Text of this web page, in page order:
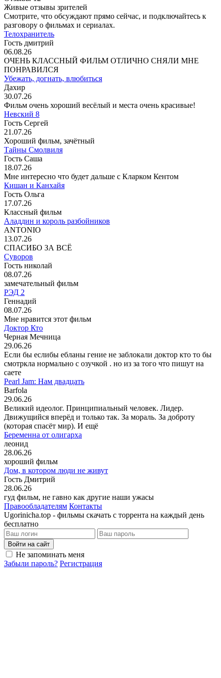
Живые отзывы зрителей
Смотрите, что обсуждают прямо сейчас, и подключайтесь к
разговору о фильмах и сериалах.
Телохранитель
Гость дмитрий
06.08.26
ОЧЕНЬ КЛАССНЫЙ ФИЛЬМ ОТЛИЧНО СНЯЛИ МНЕ
ПОНРАВИЛСЯ
Убежать, догнать, влюбиться
Дахир
30.07.26
Фильм очень хороший весёлый и места очень красивые!
Невский 8
Гость Сергей
21.07.26
Хороший фильм, зачётный
Тайны Смолвиля
Гость Саша
18.07.26
Мне интересно что будет дальше с Кларком Кентом
Кишан и Канхайя
Гость Ольга
17.07.26
Классный фильм
Аладдин и король разбойников
ANTONIO
13.07.26
СПАСИБО ЗА ВСЁ
Суворов
Гость николай
08.07.26
замечательный фильм
РЭД 2
Геннадий
08.07.26
Мне нравится этот фильм
Доктор Кто
Черная Мечница
29.06.26
Если бы еслибы ебланы гение не заблокали доктор кто то бы
смотркла нормально с озучкой . но из за того что пишут на
саете
Pearl Jam: Нам двадцать
Barfola
29.06.26
Великий идеолог. Принципиальный человек. Лидер.
Движущийся вперёд и только так. За мораль. За доброту
(которая спасёт мир). И ещё
Беременна от олигарха
леонид
28.06.26
хороший фильм
Дом, в котором люди не живут
Гость Дмитрий
28.06.26
гуд фильм, не гавно как другие наши ужасы
Правообладателям Контакты
Ugorinicha.top - фильмы скачать с торрента на каждый день
бесплатно
Войти на сайт
Не запоминать меня
Забыли пароль? Регистрация